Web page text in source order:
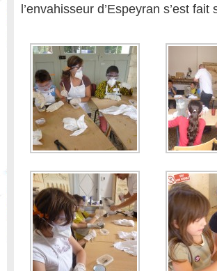
l’envahisseur d’Espeyran s’est